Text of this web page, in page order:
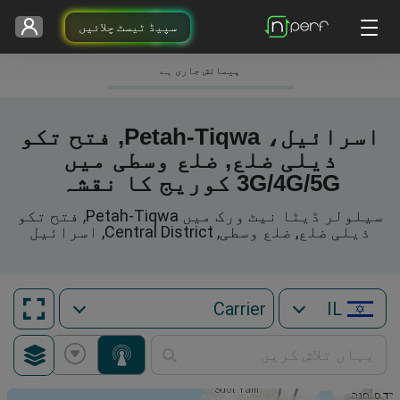
سپیڈ ٹیسٹ چلائیں
پیمائش جاری ہے
اسرائیل، Petah-Tiqwa, فتح تکو
ذیلی ضلع, ضلع وسطی میں
3G/4G/5G کوریج کا نقشہ
سیلولر ڈیٹا نیٹ ورک میں Petah-Tiqwa, فتح تکو
ذیلی ضلع, ضلع وسطی, Central District, اسرائیل
IL